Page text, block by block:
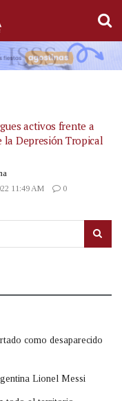
activos frente a
la Depresión Tropical
11:49 AM
0
como desaparecido
Lionel Messi